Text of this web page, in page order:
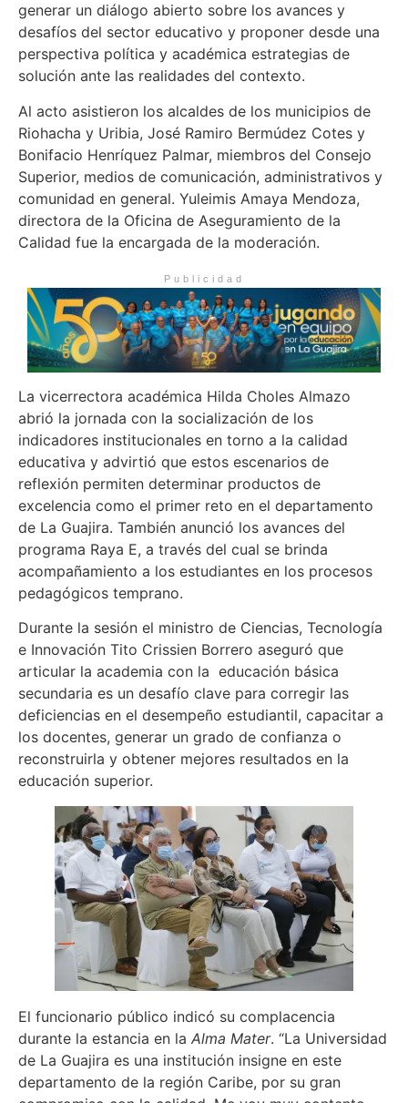
generar un diálogo abierto sobre los avances y
desafíos del sector educativo y proponer desde una
perspectiva política y académica estrategias de
solución ante las realidades del contexto.
Al acto asistieron los alcaldes de los municipios de
Riohacha y Uribia, José Ramiro Bermúdez Cotes y
Bonifacio Henríquez Palmar, miembros del Consejo
Superior, medios de comunicación, administrativos y
comunidad en general. Yuleimis Amaya Mendoza,
directora de la Oficina de Aseguramiento de la
Calidad fue la encargada de la moderación.
Publicidad
La vicerrectora académica Hilda Choles Almazo
abrió la jornada con la socialización de los
indicadores institucionales en torno a la calidad
educativa y advirtió que estos escenarios de
reflexión permiten determinar productos de
excelencia como el primer reto en el departamento
de La Guajira. También anunció los avances del
programa Raya E, a través del cual se brinda
acompañamiento a los estudiantes en los procesos
pedagógicos temprano.
Durante la sesión el ministro de Ciencias, Tecnología
e Innovación Tito Crissien Borrero aseguró que
articular la academia con la educación básica
secundaria es un desafío clave para corregir las
deficiencias en el desempeño estudiantil, capacitar a
los docentes, generar un grado de confianza o
reconstruirla y obtener mejores resultados en la
educación superior.
El funcionario público indicó su complacencia
durante la estancia en la Alma Mater. “La Universidad
de La Guajira es una institución insigne en este
departamento de la región Caribe, por su gran